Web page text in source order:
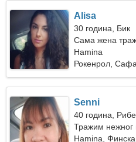
Alisa
30 година, Бик
Сама жена
Hamina
Рокенрол,
Senni
40 година, Рибе
Тражим нежног
скијање
Hamina, Финска